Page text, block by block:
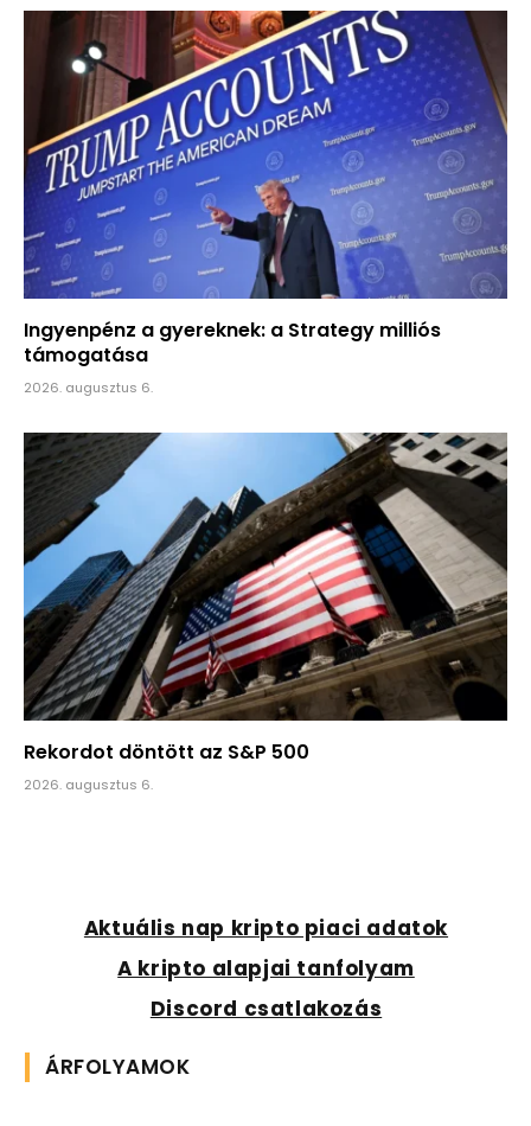
Ingyenpénz a gyereknek: a Strategy milliós
támogatása
2026. augusztus 6.
Rekordot döntött az S&P 500
2026. augusztus 6.
Aktuális nap kripto piaci adatok
A kripto alapjai tanfolyam
Discord csatlakozás
ÁRFOLYAMOK